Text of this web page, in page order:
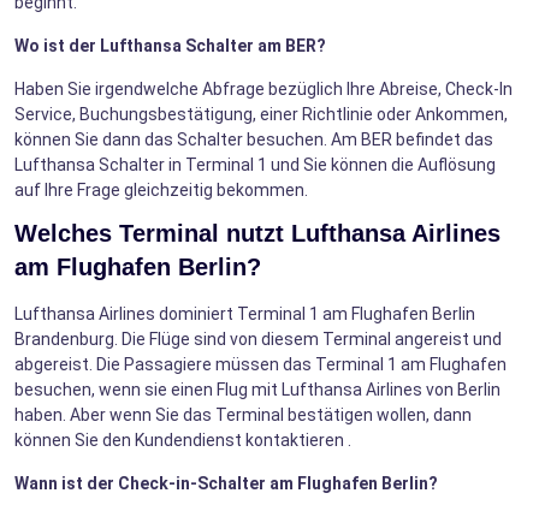
Wo ist der Lufthansa Schalter am BER?
Haben Sie irgendwelche Abfrage bezüglich Ihre Abreise, Check-In
Service, Buchungsbestätigung, einer Richtlinie oder Ankommen,
können Sie dann das Schalter besuchen. Am BER befindet das
Lufthansa Schalter in Terminal 1 und Sie können die Auflösung
auf Ihre Frage gleichzeitig bekommen.
Welches Terminal nutzt Lufthansa Airlines
am Flughafen Berlin?
Lufthansa Airlines dominiert Terminal 1 am Flughafen Berlin
Brandenburg. Die Flüge sind von diesem Terminal angereist und
abgereist. Die Passagiere müssen das Terminal 1 am Flughafen
besuchen, wenn sie einen Flug mit Lufthansa Airlines von Berlin
haben. Aber wenn Sie das Terminal bestätigen wollen, dann
können Sie den Kundendienst kontaktieren .
Wann ist der Check-in-Schalter am Flughafen Berlin?